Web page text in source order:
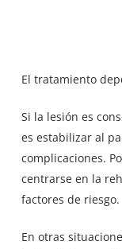
El tratamiento
Si la lesión es
es estabilizar al
complicaciones.
centrarse en la
factores de riesgo.
En otras